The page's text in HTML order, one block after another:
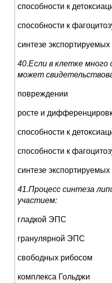
способности к
способности к
синтезе экспортируемых
40.Если в клетке много
может
повреждении
росте и
способности к
способности к
синтезе экспортируемых
41.Процесс синтеза
участием:
гладкой ЭПС
гранулярной ЭПС
свободных рибосом
комплекса Гольджи